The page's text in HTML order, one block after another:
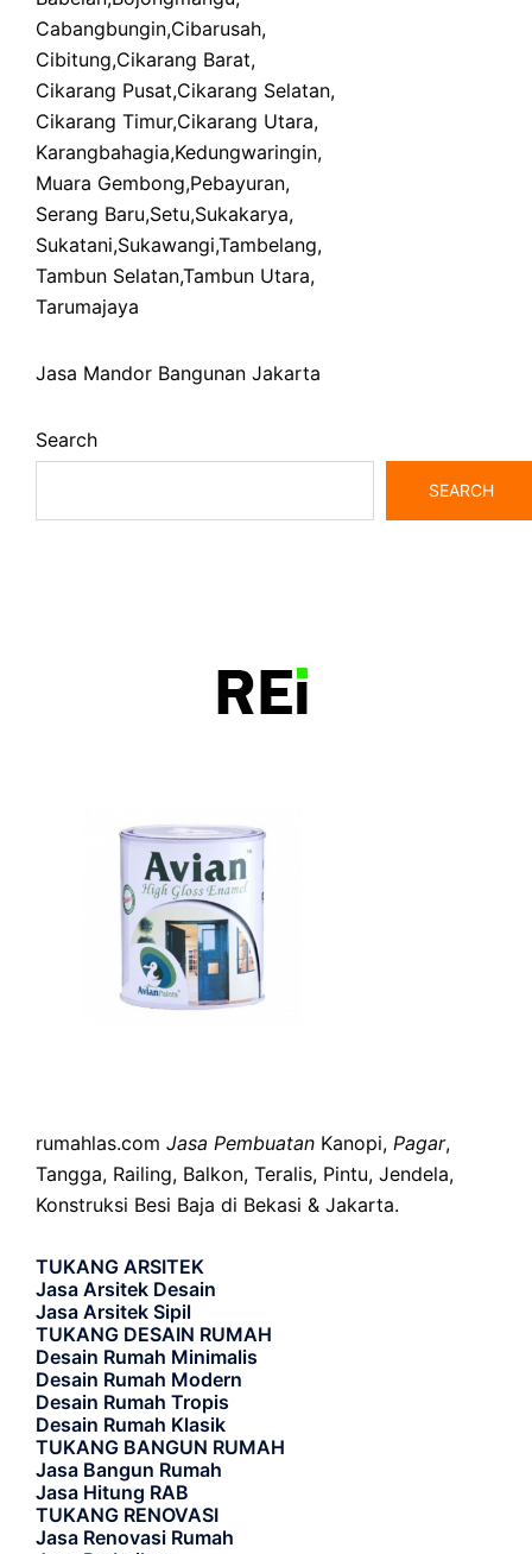
Cabangbungin,Cibarusah,
Cibitung,Cikarang Barat,
Cikarang Pusat,Cikarang Selatan,
Cikarang Timur,Cikarang Utara,
Karangbahagia,Kedungwaringin,
Muara Gembong,Pebayuran,
Serang Baru,Setu,Sukakarya,
Sukatani,Sukawangi,Tambelang,
Tambun Selatan,Tambun Utara,
Tarumajaya
Jasa Mandor Bangunan Jakarta
Search
SEARCH
rumahlas.com Jasa Pembuatan Kanopi, Pagar,
Tangga, Railing, Balkon, Teralis, Pintu, Jendela,
Konstruksi Besi Baja di Bekasi & Jakarta.
TUKANG ARSITEK
Jasa Arsitek Desain
Jasa Arsitek Sipil
TUKANG DESAIN RUMAH
Desain Rumah Minimalis
Desain Rumah Modern
Desain Rumah Tropis
Desain Rumah Klasik
TUKANG BANGUN RUMAH
Jasa Bangun Rumah
Jasa Hitung RAB
TUKANG RENOVASI
Jasa Renovasi Rumah